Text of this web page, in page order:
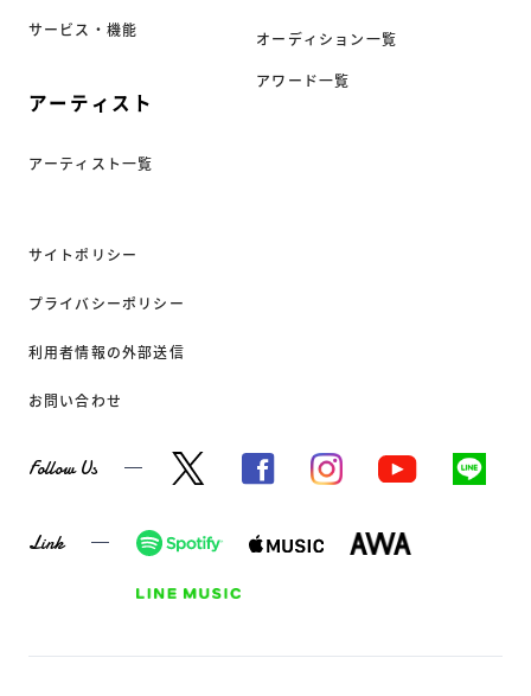
サービス・機能
アーティスト
アーティスト一覧
オーディション一覧
アワード一覧
サイトポリシー
プライバシーポリシー
利用者情報の外部送信
お問い合わせ
Follow Us
Link